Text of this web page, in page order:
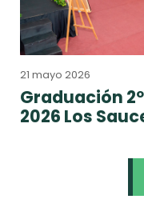
21 mayo 2026
Graduación
2026 Los